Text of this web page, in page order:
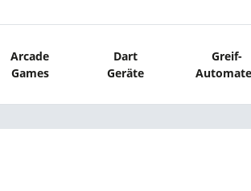
Arcade
Games
Dart
Geräte
Greif-